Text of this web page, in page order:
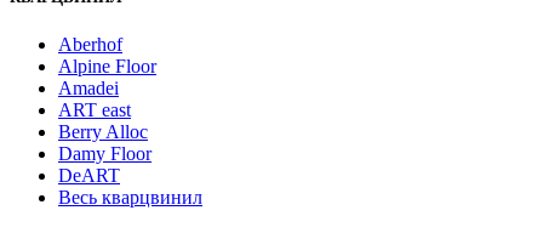
Aberhof
Alpine Floor
Amadei
ART east
Berry Alloc
Damy Floor
DeART
Весь кварцвинил